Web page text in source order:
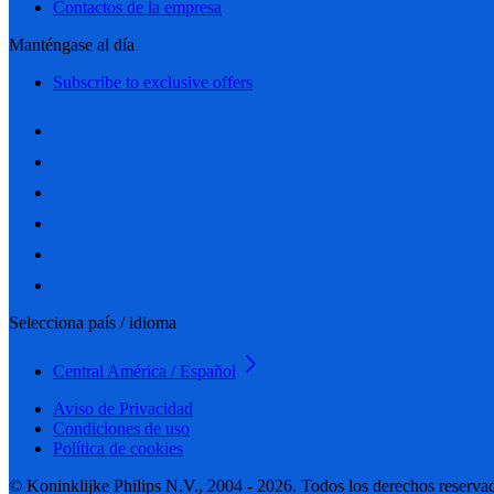
Contactos de la empresa
Manténgase al día
Subscribe to exclusive offers
Selecciona país / idioma
Central América / Español
Aviso de Privacidad
Condiciones de uso
Política de cookies
© Koninklijke Philips N.V., 2004 - 2026. Todos los derechos